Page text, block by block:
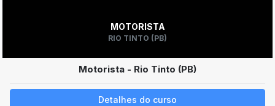
MOTORISTA
RIO TINTO (PB)
Motorista - Rio Tinto (PB)
Detalhes do curso